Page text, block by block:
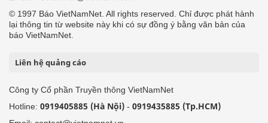
© 1997 Báo VietNamNet. All rights reserved. Chỉ được phát hành
lại thông tin từ website này khi có sự đồng ý bằng văn bản của
báo VietNamNet.
Liên hệ quảng cáo
Công ty Cổ phần Truyền thông VietNamNet
Hotline: 0919405885 (Hà Nội) - 0919435885 (Tp.HCM)